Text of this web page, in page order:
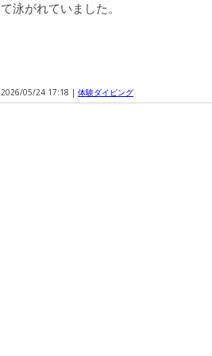
て泳がれていました。
2026/05/24 17:18 | 体験ダイビング